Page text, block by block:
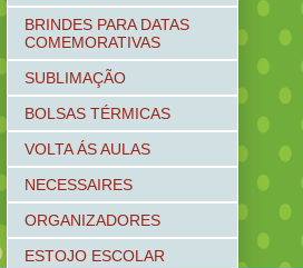
BRINDES PARA DATAS
COMEMORATIVAS
SUBLIMAÇÃO
BOLSAS TÉRMICAS
VOLTA ÁS AULAS
NECESSAIRES
ORGANIZADORES
ESTOJO ESCOLAR